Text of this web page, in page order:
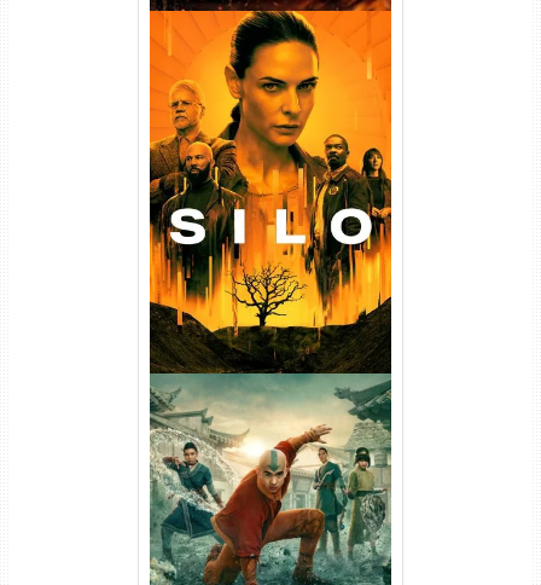
Silo 1ª Temporada Torrent
(2023) WEB-DL
720p/1080p/4K Dual Áudio
Avatar: O Último Mestre do
Ar 2ª Temporada Torrent
(2026) WEB-DL 1080p Dual